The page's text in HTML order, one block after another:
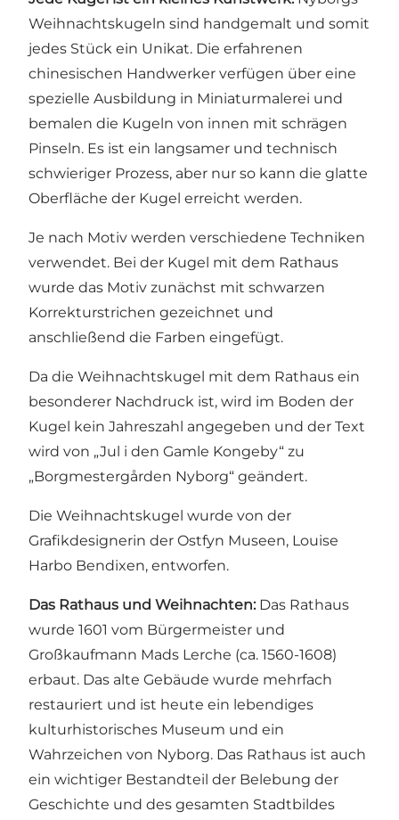
Weihnachtskugeln sind handgemalt und somit
jedes Stück ein Unikat. Die erfahrenen
chinesischen Handwerker verfügen über eine
spezielle Ausbildung in Miniaturmalerei und
bemalen die Kugeln von innen mit schrägen
Pinseln. Es ist ein langsamer und technisch
schwieriger Prozess, aber nur so kann die glatte
Oberfläche der Kugel erreicht werden.
Je nach Motiv werden verschiedene Techniken
verwendet. Bei der Kugel mit dem Rathaus
wurde das Motiv zunächst mit schwarzen
Korrekturstrichen gezeichnet und
anschließend die Farben eingefügt.
Da die Weihnachtskugel mit dem Rathaus ein
besonderer Nachdruck ist, wird im Boden der
Kugel kein Jahreszahl angegeben und der Text
wird von „Jul i den Gamle Kongeby“ zu
„Borgmestergården Nyborg“ geändert.
Die Weihnachtskugel wurde von der
Grafikdesignerin der Ostfyn Museen, Louise
Harbo Bendixen, entworfen.
Das Rathaus und Weihnachten: Das Rathaus
wurde 1601 vom Bürgermeister und
Großkaufmann Mads Lerche (ca. 1560-1608)
erbaut. Das alte Gebäude wurde mehrfach
restauriert und ist heute ein lebendiges
kulturhistorisches Museum und ein
Wahrzeichen von Nyborg. Das Rathaus ist auch
ein wichtiger Bestandteil der Belebung der
Geschichte und des gesamten Stadtbildes